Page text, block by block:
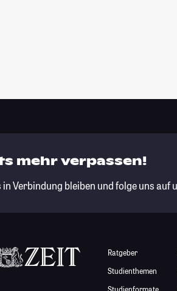
mehr verpassen!
in Verbindung bleiben und folge uns auf
Ratgeber
Studienthemen
Studienformate